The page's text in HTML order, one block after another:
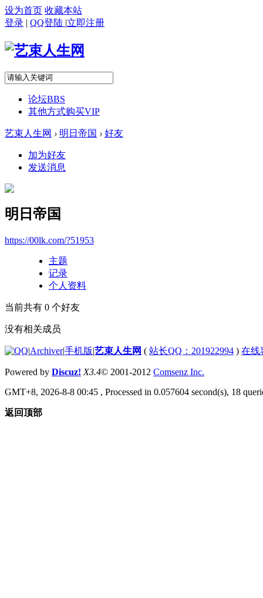
设为首页 收藏本站
登录 | QQ登陆 |立即注册
论坛BBS
其他方式购买VIP
艺束人生网 › 明日帝国 › 好友
加为好友
发送消息
明日帝国
https://00lk.com/?51953
主题
记录
个人资料
当前共有 0 个好友
没有相关成员
|Archiver|手机版|艺束人生网 ( 站长QQ：201922994 ) 在线
Powered by Discuz! X3.4© 2001-2012 Comsenz Inc.
GMT+8, 2026-8-8 00:45 , Processed in 0.057604 second(s), 18
返回顶部